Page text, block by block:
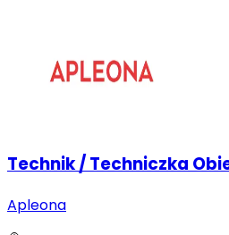
Technik / Techniczka
Apleona